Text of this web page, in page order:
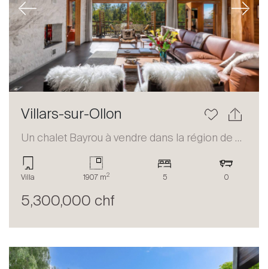
Critères
Enregistrer mes critères
Previous Next
Villars-sur-Ollon
Un chalet Bayrou à vendre dans la région de Villars-sur-Ollon
Villa 1907 m2 5 0
5,300,000 chf